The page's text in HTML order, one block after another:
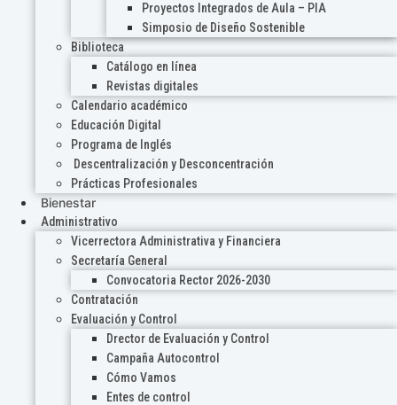
Proyectos Integrados de Aula – PIA
Simposio de Diseño Sostenible
Biblioteca
Catálogo en línea
Revistas digitales
Calendario académico
Educación Digital
Programa de Inglés
Descentralización y Desconcentración
Prácticas Profesionales
Bienestar
Administrativo
Vicerrectora Administrativa y Financiera
Secretaría General
Convocatoria Rector 2026-2030
Contratación
Evaluación y Control
Drector de Evaluación y Control
Campaña Autocontrol
Cómo Vamos
Entes de control